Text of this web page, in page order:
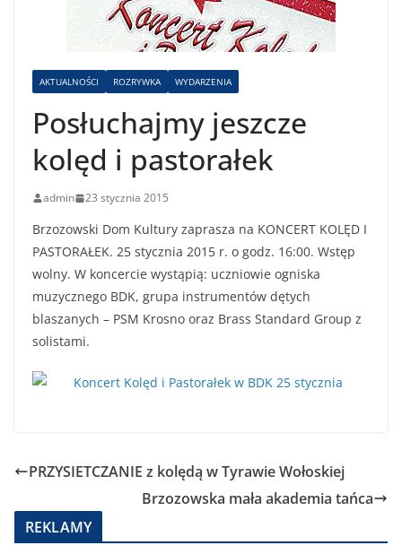
AKTUALNOŚCI ROZRYWKA WYDARZENIA
Posłuchajmy jeszcze
kolęd i pastorałek
admin 23 stycznia 2015
Brzozowski Dom Kultury zaprasza na KONCERT KOLĘD I
PASTORAŁEK. 25 stycznia 2015 r. o godz. 16:00. Wstęp
wolny. W koncercie wystąpią: uczniowie ogniska
muzycznego BDK, grupa instrumentów dętych
blaszanych – PSM Krosno oraz Brass Standard Group z
solistami.
PRZYSIETCZANIE z kolędą w Tyrawie Wołoskiej
Brzozowska mała akademia tańca
REKLAMY